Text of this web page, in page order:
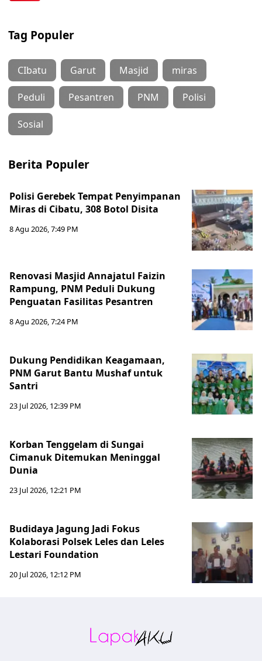
Tag Populer
CIbatu Garut Masjid miras
Peduli Pesantren PNM Polisi
Sosial
Berita Populer
Polisi Gerebek Tempat Penyimpanan
Miras di Cibatu, 308 Botol Disita
8 Agu 2026, 7:49 PM
Renovasi Masjid Annajatul Faizin
Rampung, PNM Peduli Dukung
Penguatan Fasilitas Pesantren
8 Agu 2026, 7:24 PM
Dukung Pendidikan Keagamaan,
PNM Garut Bantu Mushaf untuk
Santri
23 Jul 2026, 12:39 PM
Korban Tenggelam di Sungai
Cimanuk Ditemukan Meninggal
Dunia
23 Jul 2026, 12:21 PM
Budidaya Jagung Jadi Fokus
Kolaborasi Polsek Leles dan Leles
Lestari Foundation
20 Jul 2026, 12:12 PM